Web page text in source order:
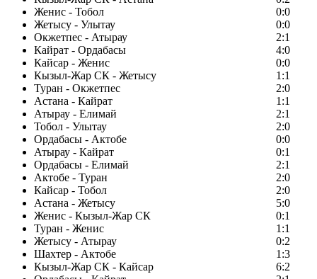
Женис - Тобол
0:0
Жетысу - Улытау
0:0
Окжетпес - Атырау
2:1
Кайрат - Ордабасы
4:0
Кайсар - Женис
0:0
Кызыл-Жар СК - Жетысу
1:1
Туран - Окжетпес
2:0
Астана - Кайрат
1:1
Атырау - Елимай
2:1
Тобол - Улытау
2:0
Ордабасы - Актобе
0:0
Атырау - Кайрат
0:1
Ордабасы - Елимай
2:1
Актобе - Туран
2:0
Кайсар - Тобол
2:0
Астана - Жетысу
5:0
Женис - Кызыл-Жар СК
0:1
Туран - Женис
1:1
Жетысу - Атырау
0:2
Шахтер - Актобе
1:3
Кызыл-Жар СК - Кайсар
6:2